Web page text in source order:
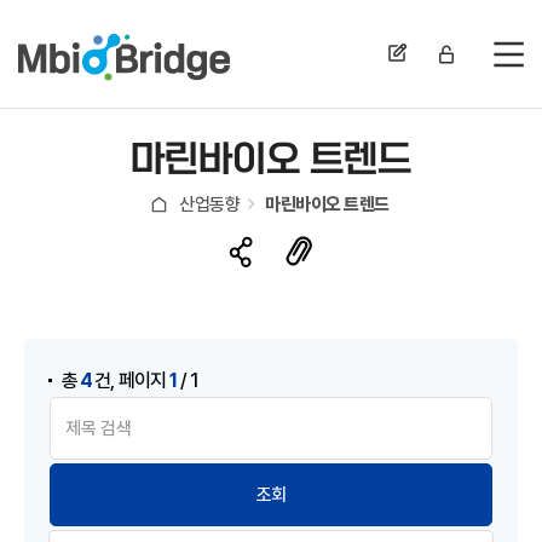
전
마린바이오 트렌드
산업동향 마린바이오 트렌드
총4건 ,페이지1/ 1